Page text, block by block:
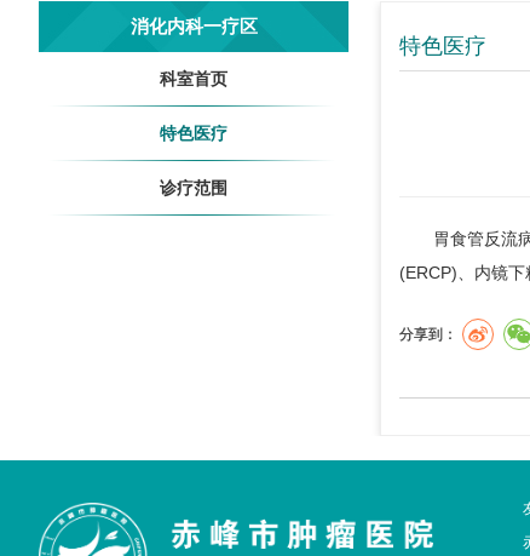
消化内科一疗区
科室首页
特色医疗
诊疗范围
特色医疗
胃食管反流病
(ERCP)、内镜
分享到：